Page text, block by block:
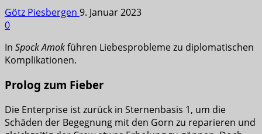
Götz Piesbergen 9. Januar 2023
0
In Spock Amokführen Liebesprobleme zu diplomatischen
Komplikationen.
Prolog zum Fieber
Die Enterprise ist zurück in Sternenbasis 1, um die
Schäden der Begegnung mit den Gorn zu reparieren und